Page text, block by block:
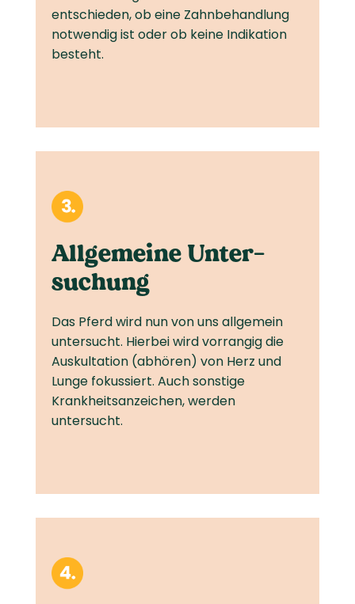
entschieden, ob eine Zahnbehandlung
notwendig ist oder ob keine Indikation
besteht.
Allgemeine Unter­
suchung
Das Pferd wird nun von uns allgemein
untersucht. Hierbei wird vorrangig die
Auskultation (abhören) von Herz und
Lunge fokussiert. Auch sonstige
Krankheits­anzeichen, werden
untersucht.